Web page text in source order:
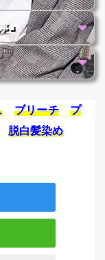
■
ブリーチ
プ
脱白髪染め